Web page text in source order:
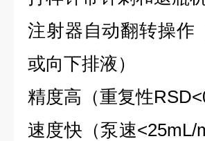
注射器自动翻转操作
或向下排液）
精度高（重复性
速度快（泵速